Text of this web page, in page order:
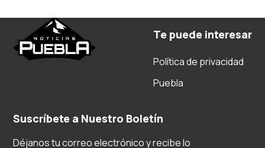
Te puede interesar
Política de privacidad
Puebla
Suscríbete a Nuestro Boletín
Déjanos tu correo electrónico y recibe lo